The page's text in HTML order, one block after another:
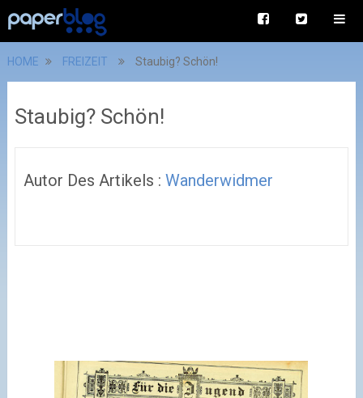
HOME FREIZEIT Staubig? Schön!
Staubig? Schön!
Autor Des Artikels : Wanderwidmer